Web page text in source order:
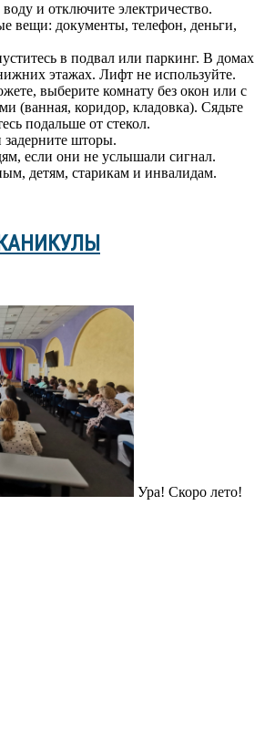
и отключите электричество.
вещи: документы, телефон, деньги,
в подвал или паркинг. В домах
этажах. Лифт не используйте.
выберите комнату без окон или с
(ванная, коридор, кладовка). Сядьте
подальше от стекол.
задерните шторы.
если они не услышали сигнал.
детям, старикам и инвалидам.
Ура! Скоро лето!